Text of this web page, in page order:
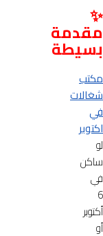
✨
مقدمة
بسيطة
مكتب
شغالات
في
اكتوبر
لو
ساكن
في
6
أكتوبر
أو